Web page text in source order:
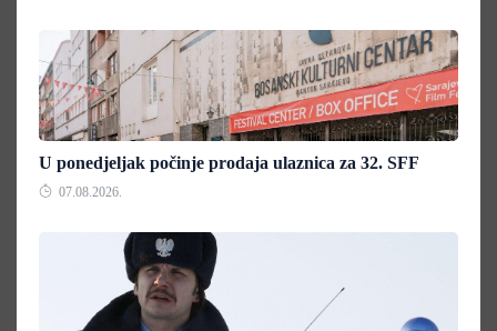
U ponedjeljak počinje prodaja ulaznica za 32. SFF
07.08.2026.